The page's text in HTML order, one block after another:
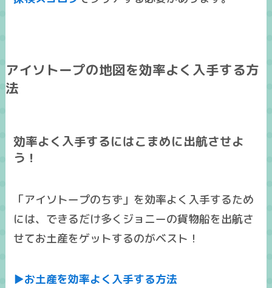
アイソトープの地図を効率よく入手する方
法
効率よく入手するにはこまめに出航させよ
う！
「アイソトープのちず」を効率よく入手するため
には、 できるだけ多くジョニーの貨物船を出航さ
せてお土産をゲットするのがベスト！
▶お土産を効率よく入手する方法